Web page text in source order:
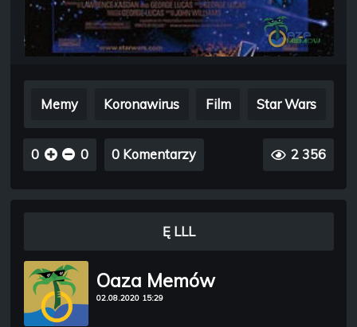
Memy Koronawirus Film Star Wars
0 0 0 Komentarzy 2 356
Oaza Memów
02.08.2020 15:29
Ę LLL